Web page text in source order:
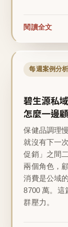
閱讀全文
每週案例分析
碧生源私
怎麼一邊
保健品調理
就沒有下一
促銷」之間
兩個角色，
消費是公域
8700 萬。這
群壓力。